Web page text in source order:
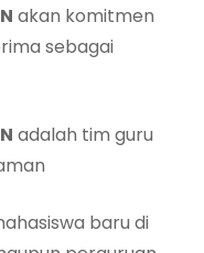
akan komitmen
sebagai
adalah tim guru
baru di